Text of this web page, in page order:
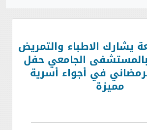
يشارك الاطباء والتمريض
بالمستشفى الجامعي حفل
في أجواء أسرية
مميزة